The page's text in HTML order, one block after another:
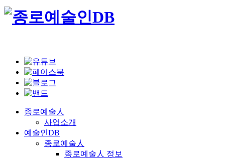
종로예술人
사업소개
예술인DB
종로예술人
종로예술人 정보